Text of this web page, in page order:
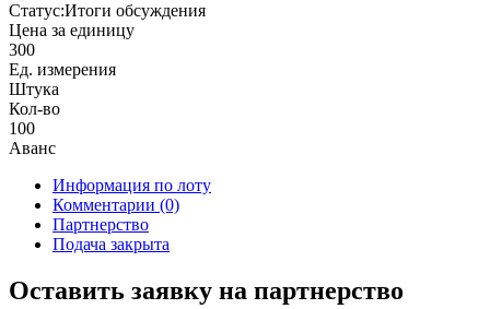
Статус:Итоги обсуждения
Цена за единицу
300
Ед. измерения
Штука
Кол-во
100
Аванс
Информация по лоту
Комментарии (0)
Партнерство
Подача закрыта
Оставить заявку на партнерство